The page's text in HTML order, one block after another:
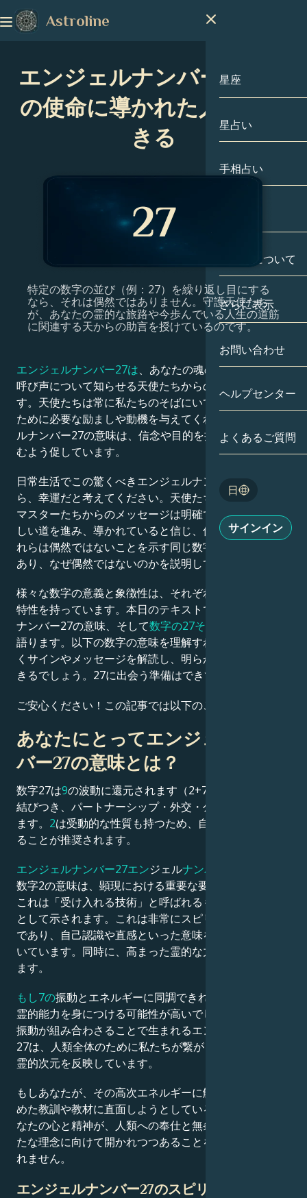
Astroline
星座
星座
山羊座
牡羊座
牡牛座
双子座
蟹座
獅子座
乙女座
射手座
星占い
手相占い
出生図
有名人
日付別
アストロカー
私たちについて
さらに表示
相性
タロット
エンジェルナ
お問い合わせ
ヘルプセンター
よくあるご質問
日
English
サインイン
エンジェルナンバー27：魂
の使命に導かれた人生を生
きる
特定の数字の並び（例：27）を繰り返し目にする
なら、それは偶然ではありません。守護天使たち
が、あなたの霊的な旅路や今歩んでいる人生の道筋
に関連する天からの助言を授けているのです。
エンジェルナンバー27は、あなたの魂の使命や人生の
呼び声について知らせる天使たちからのメッセージで
す。天使たちは常に私たちのそばにいて、最善を尽くす
ために必要な励ましや動機を与えてくれます。エンジェ
ルナンバー27の意味は、信念や目的を持った人生を歩
むよう促しています。
日常生活でこの驚くべきエンジェルナンバーを見かけた
ら、幸運だと考えてください。天使たちとアセンデッド
マスターたちからのメッセージは明確です。あなたは正
しい道を進み、導かれていると信じ、信頼しなさい。こ
れらは偶然ではないことを示す同じ数字や数字の並びで
あり、なぜ偶然ではないのかを説明しています。
様々な数字の意義と象徴性は、それぞれの数字に固有の
特性を持っています。本日のテキストでは、エンジェル
ナンバー27の意味、そして数字の27そのもの
語ります。以下の数字の意味を理解すれば、あなたに届
くサインやメッセージを解読し、明らかにすることがで
きるでしょう。27に出会う準備はできていますか？
ご安心ください！この記事では以下のことを学びます：
あなたにとってエンジェルナン
バー27の意味とは？
数字27は9の波動に還元されます（2+7=9）。牡羊座と
結びつき、パートナーシップ・外交・公共奉仕を象徴し
ます。 2は受動的な性質も持つため、自我を控えめにす
ることが推奨されます。
エンジェルナンバー27エンジェルナンバー27
数字2の意味は、顕現における重要な要素を表します。
これは「受け入れる技術」と呼ばれるものに関連し、A
として示されます。これは非常にスピリチュアルな数字
であり、自己認識や直感といった意味を持つ7と結びつ
いています。同時に、高まった霊的な力と理解も意味し
ます。
もし7の振動とエネルギーに同調できれば、共感能力や
霊的能力を身につける可能性が高いでしょう。
振動が組み合わさることで生まれるエンジェルナンバー
27は、人類全体のために私たちが繋がるべきより高い
霊的次元を反映しています。
もしあなたが、その高次エネルギーに触れる可能性を秘
めた教訓や教材に直面しようとしているなら、それはあ
なたの心と精神が、人類への奉仕と無条件の愛という新
たな理念に向けて開かれつつあることを意味するかもし
れません。
エンジェルナンバー27のスピリチュアルな